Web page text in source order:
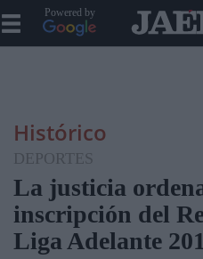
Powered by
Histórico
DEPORTES
La justicia
inscripción del
Liga Adelante